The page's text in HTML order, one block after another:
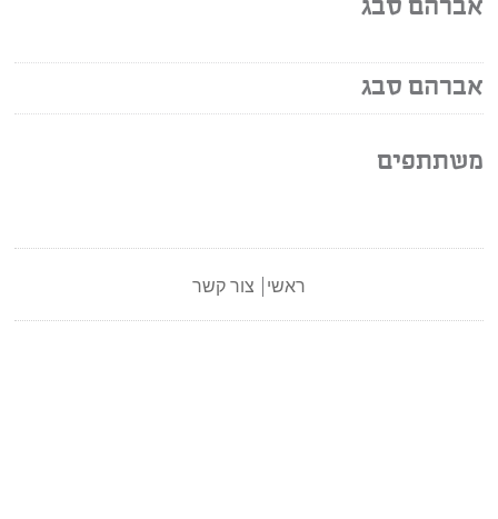
אברהם סבג
אברהם סבג
משתתפים
ראשי צור קשר